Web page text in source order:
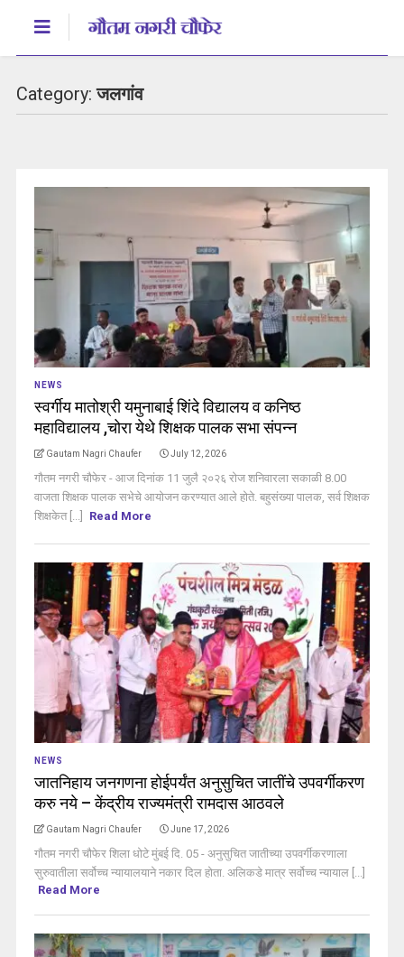
Category:जलगांव
NEWS
स्वर्गीय मातोश्री यमुनाबाई शिंदे विद्यालय व कनिष्ठ
महाविद्यालय ,चोरा येथे शिक्षक पालक सभा संपन्न
Gautam Nagri Chaufer July 12, 2026
गौतम नगरी चौफेर - आज दिनांक 11 जुलै २०२६ रोज शनिवारला सकाळी 8.00
वाजता शिक्षक पालक सभेचे आयोजन करण्यात आले होते. बहुसंख्या पालक, सर्व शिक्षक
शिक्षकेत [...]
Read More
NEWS
जातनिहाय जनगणना होईपर्यंत अनुसुचित जातींचे उपवर्गीकरण
करु नये – केंद्रीय राज्यमंत्री रामदास आठवले
Gautam Nagri Chaufer June 17, 2026
गौतम नगरी चौफेर शिला धोटे मुंबई दि. 05 - अनुसुचित जातीच्या उपवर्गीकरणाला
सुरुवातीला सर्वोच्च न्यायालयाने नकार दिल होता. अलिकडे मात्र सर्वोच्च न्यायाल [...]
Read More